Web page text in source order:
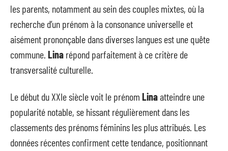
les parents, notamment au sein des couples mixtes, où la
recherche d’un prénom à la consonance universelle et
aisément prononçable dans diverses langues est une quête
commune. Lina répond parfaitement à ce critère de
transversalité culturelle.
Le début du XXIe siècle voit le prénom Linaatteindre une
popularité notable, se hissant régulièrement dans les
classements des prénoms féminins les plus attribués. Les
données récentes confirment cette tendance, positionnant